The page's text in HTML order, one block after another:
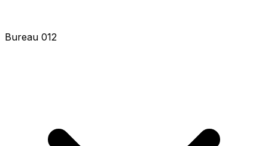
Bureau 012